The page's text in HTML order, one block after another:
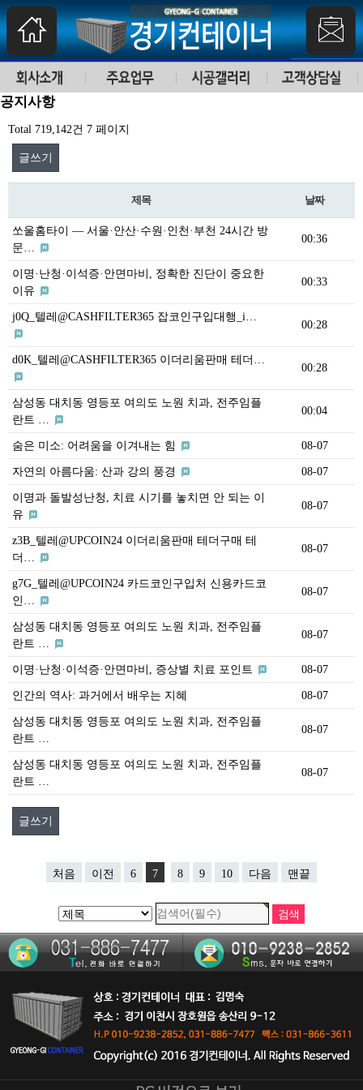
공지사항
Total 719,142건 7 페이지
글쓰기
제목 날짜
쏘울홈타이 — 서울·안산·수원·인천·부천 24시간 방
문…
00:36
이명·난청·이석증·안면마비, 정확한 진단이 중요한
이유
00:33
j0Q_텔레@CASHFILTER365 잡코인구입대행_i…
00:28
d0K_텔레@CASHFILTER365 이더리움판매 테더…
00:28
삼성동 대치동 영등포 여의도 노원 치과, 전주임플
란트 …
00:04
숨은 미소: 어려움을 이겨내는 힘 08-07
자연의 아름다움: 산과 강의 풍경 08-07
이명과 돌발성난청, 치료 시기를 놓치면 안 되는 이
유
08-07
z3B_텔레@UPCOIN24 이더리움판매 테더구매 테
더…
08-07
g7G_텔레@UPCOIN24 카드코인구입처 신용카드코
인…
08-07
삼성동 대치동 영등포 여의도 노원 치과, 전주임플
란트 …
08-07
이명·난청·이석증·안면마비, 증상별 치료 포인트 08-07
인간의 역사: 과거에서 배우는 지혜 08-07
삼성동 대치동 영등포 여의도 노원 치과, 전주임플
란트 …
08-07
삼성동 대치동 영등포 여의도 노원 치과, 전주임플
란트 …
08-07
글쓰기
처음 이전 6 7 8 9 10 다음 맨끝